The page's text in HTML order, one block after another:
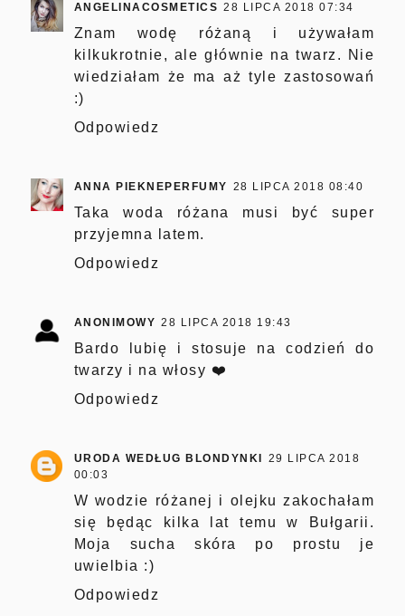
ANGELINACOSMETICS 28 LIPCA 2018 07:34
Znam wodę różaną i używałam
kilkukrotnie, ale głównie na twarz. Nie
wiedziałam że ma aż tyle zastosowań
:)
Odpowiedz
ANNA PIEKNEPERFUMY 28 LIPCA 2018 08:40
Taka woda różana musi być super
przyjemna latem.
Odpowiedz
ANONIMOWY 28 LIPCA 2018 19:43
Bardo lubię i stosuje na codzień do
twarzy i na włosy ❤️
Odpowiedz
URODA WEDŁUG BLONDYNKI
29 LIPCA 2018
00:03
W wodzie różanej i olejku zakochałam
się będąc kilka lat temu w Bułgarii.
Moja sucha skóra po prostu je
uwielbia :)
Odpowiedz